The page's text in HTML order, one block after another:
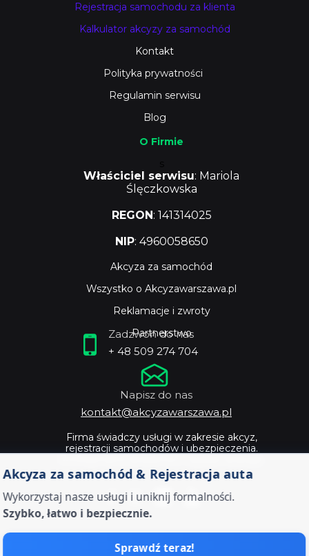
Akcyza za samochód & Rejestracja auta
Wykorzystaj nasze usługi i uniknij formalności.
Szybko, łatwo i bezpiecznie.
Sprawdź teraz!
Firma świadczy usługi w zakresie akcyz,
rejestracji samochodów i ubezpieczenia.
Zadzwoń do nas
+ 48 509 274 704
Napisz do nas
kontakt@akcyzawarszawa.pl
Zostaw dokumenty od twojego auta ekspertom -
O Firmie
Właściciel serwisu: Mariola
Ślęczkowska
REGON: 141314025
NIP: 4960058650
Akcyza za samochód
Wszystko o Akcyzawarszawa.pl
Reklamacje i zwroty
Partnerstwo
Rejestracja samochodu za klienta
Kalkulator akcyzy za samochód
Kontakt
Polityka prywatności
Regulamin serwisu
Blog